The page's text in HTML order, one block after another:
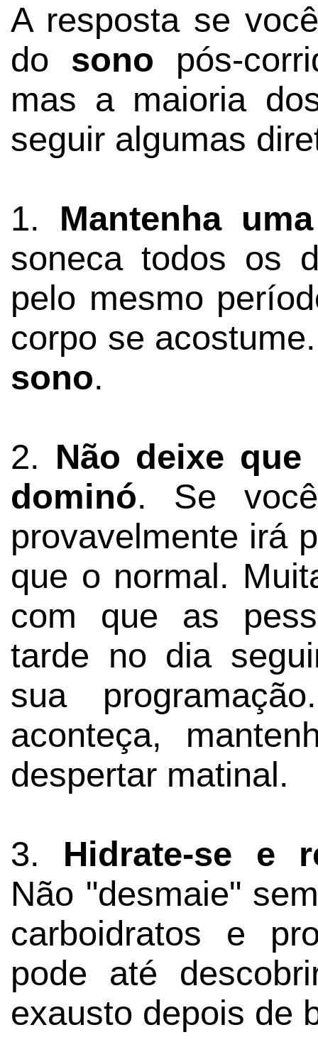
A resposta se
do sono pós-
mas a maioria
seguir algumas
1. Mantenha
soneca todos os
pelo mesmo
corpo se
sono.
2. Não deixe
dominó. Se
provavelmente irá
que o normal.
com que as
tarde no dia
sua
aconteça,
despertar matinal.
3. Hidrate-se e
Não "desmaie"
carboidratos e
pode até
exausto depois de